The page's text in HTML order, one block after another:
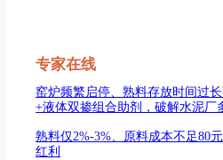
专家在线
窑炉频繁启停、熟料存放时间过
+液体双掺组合助剂，破解水泥厂
熟料仅2%-3%、原料成本不足80
红利